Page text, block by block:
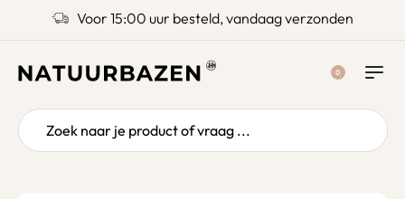
Voor 15:00 uur besteld, vandaag verzonden
0